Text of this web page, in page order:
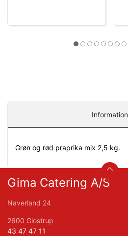
Information
Grøn og rød praprika mix 2,5 kg.
Gima Catering A/S
Naverland 24
2600 Glostrup
43 47 47 11